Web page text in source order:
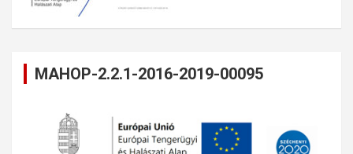
MAHOP-2.2.1-2016-2019-00095